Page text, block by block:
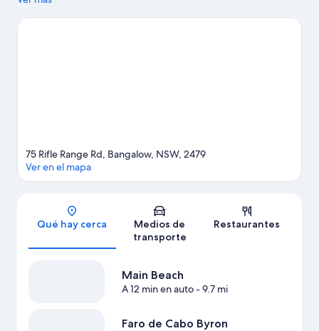
Sección del mapa
75 Rifle Range Rd, Bangalow, NSW, 2479
Ver en el mapa
Qué hay cerca
Medios de
transporte
Restaurantes
Main Beach
A 12 min en auto- 9.7 mi
Faro de Cabo Byron